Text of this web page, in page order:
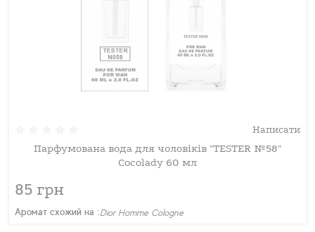
Написати
Парфумована вода для чоловіків "TESTER №58"
Cocolady 60 мл
85 грн
Аромат схожий на : Dior Homme Cologne